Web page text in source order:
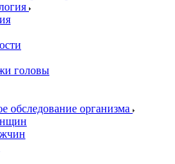
головы
обследование организма